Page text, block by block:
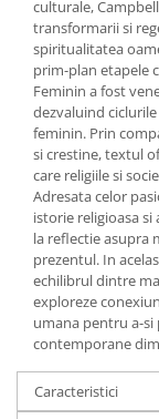
culturale,
transformarii si
spiritualitatea
prim-plan etapele
Feminin a fost
dezvaluind
feminin. Prin
si crestine, textul
care religiile si
Adresata celor
istorie religioasa
la reflectie asupra
prezentul. In
echilibrul dintre
exploreze
umana pentru a-si
contemporane
Caracteristici